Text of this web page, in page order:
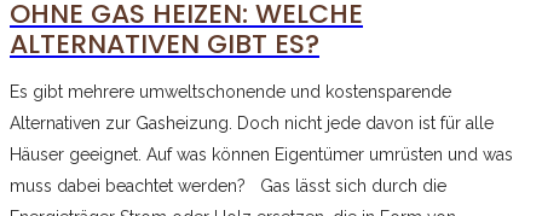
OHNE GAS HEIZEN: WELCHE
ALTERNATIVEN GIBT ES?
Es gibt mehrere umweltschonende und kostensparende
Alternativen zur Gasheizung. Doch nicht jede davon ist für alle
Häuser geeignet. Auf was können Eigentümer umrüsten und was
muss dabei beachtet werden? Gas lässt sich durch die